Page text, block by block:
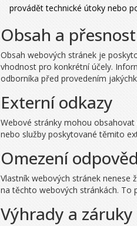
provádět technické útoky nebo
Obsah a
Obsah webových stránek je
vhodnost pro konkrétní účely.
odborníka před provedením
Externí odkazy
Webové stránky mohou
nebo služby poskytované těmito
Omezení
Vlastník webových stránek
na těchto webových stránkách. To
Výhrady a záruky